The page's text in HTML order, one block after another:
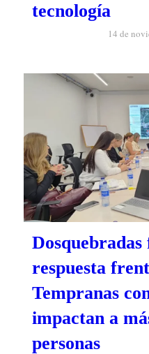
tecnología
14 de
respuesta
Tempranas
impactan a
personas